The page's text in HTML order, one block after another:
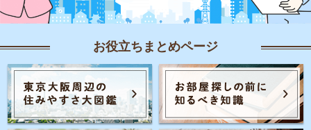
お役立ちまとめページ